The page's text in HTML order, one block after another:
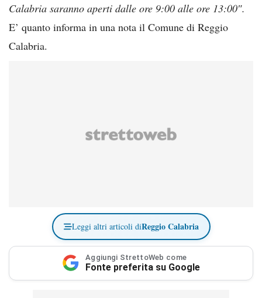
Calabria saranno aperti dalle ore 9:00 alle ore 13:00″.
E’ quanto informa in una nota il Comune di Reggio
Calabria.
Leggi altri articoli diReggio Calabria
Aggiungi StrettoWeb come
Fonte preferita su Google